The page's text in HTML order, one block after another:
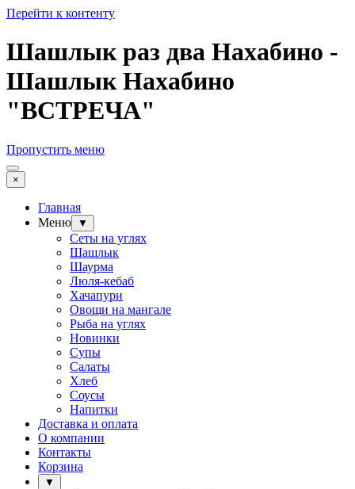
Перейти к контенту
Шашлык раз два Нахабино -
Шашлык Нахабино
"ВСТРЕЧА"
Пропустить меню
×
Главная
Меню
▼
Сеты на углях
Шашлык
Шаурма
Люля-кебаб
Хачапури
Овощи на мангале
Рыба на углях
Новинки
Супы
Салаты
Хлеб
Соусы
Напитки
Доставка и оплата
О компании
Контакты
Корзина
▼